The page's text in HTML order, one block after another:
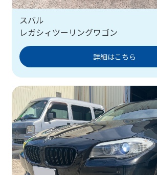
スバル
レガシィツーリングワゴン
詳細はこちら